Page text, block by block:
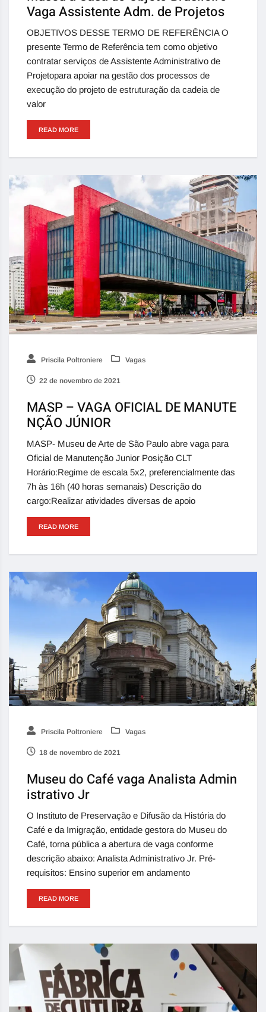
Vaga Assistente Adm. de Projetos
OBJETIVOS DESSE TERMO DE REFERÊNCIA O
presente Termo de Referência tem como objetivo
contratar serviços de Assistente Administrativo de
Projetopara apoiar na gestão dos processos de
execução do projeto de estruturação da cadeia de
valor
READ MORE
Priscila Poltroniere Vagas
22 de novembro de 2021
MASP – VAGA OFICIAL DE MANUTE
NÇÃO JÚNIOR
MASP- Museu de Arte de São Paulo abre vaga para
Oficial de Manutenção Junior Posição CLT
Horário:Regime de escala 5x2, preferencialmente das
7h às 16h (40 horas semanais) Descrição do
cargo:Realizar atividades diversas de apoio
READ MORE
Priscila Poltroniere Vagas
18 de novembro de 2021
Museu do Café vaga Analista Admin
istrativo Jr
O Instituto de Preservação e Difusão da História do
Café e da Imigração, entidade gestora do Museu do
Café, torna pública a abertura de vaga conforme
descrição abaixo: Analista Administrativo Jr. Pré-
requisitos: Ensino superior em andamento
READ MORE